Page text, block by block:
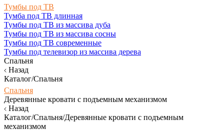
Тумбы под ТВ
Тумба под ТВ длинная
Тумбы под ТВ из массива дуба
Тумбы под ТВ из массива сосны
Тумбы под ТВ современные
Тумбы под телевизор из массива дерева
Спальня
Назад
Каталог/Спальня
Спальня
Деревянные кровати с подъемным механизмом
Назад
Каталог/Спальня/Деревянные кровати с подъемным
механизмом